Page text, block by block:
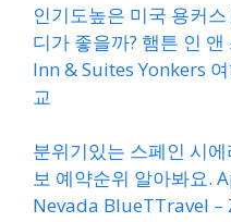
인기도높은 미국 용커
디가 좋을까? 햄튼 인
Inn & Suites Yonkers
교
분위기있는 스페인 시
보 예약순위 알아봐요.
Nevada BlueTTravel